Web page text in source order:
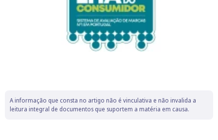
A informação que consta no artigo não é vinculativa e não invalida a
leitura integral de documentos que suportem a matéria em causa.